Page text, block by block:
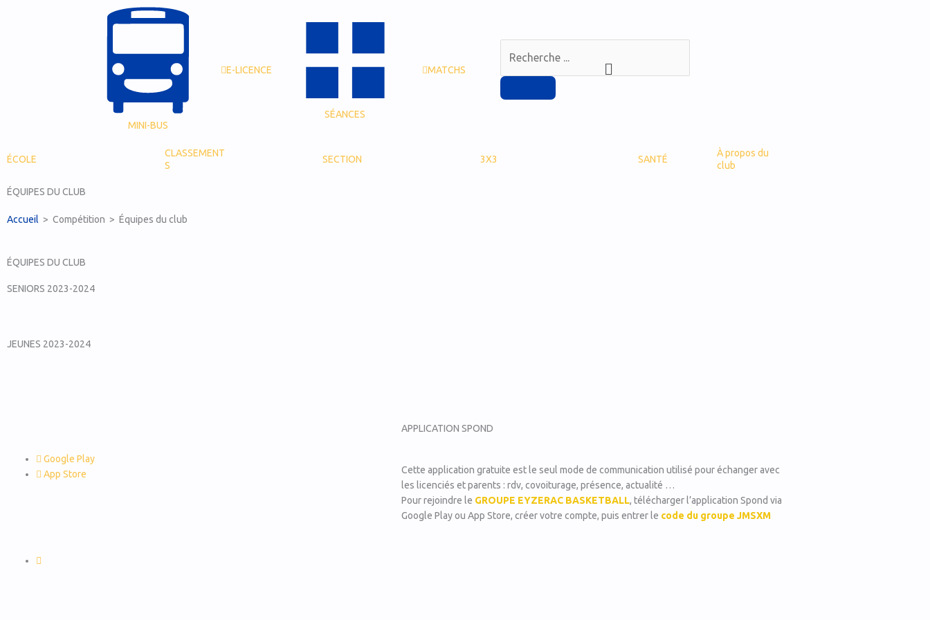
MINI-BUS
E-LICENCE
Text
SÉANCES
MATCHS
ÉCOLE
CLASSEMENT
S
SECTION 3X3 SANTÉ
À propos du
club
ÉQUIPES DU CLUB
Accueil > Compétition > Équipes du club
ÉQUIPES DU CLUB
SENIORS 2023-2024
JEUNES 2023-2024
Google Play
App Store
APPLICATION SPOND
Cette application gratuite est le seul mode de communication utilisé pour échanger avec
les licenciés et parents : rdv, covoiturage, présence, actualité …
Pour rejoindre le GROUPE EYZERAC BASKETBALL, télécharger l’application Spond via
Google Play ou App Store, créer votre compte, puis entrer le code du groupe JMSXM